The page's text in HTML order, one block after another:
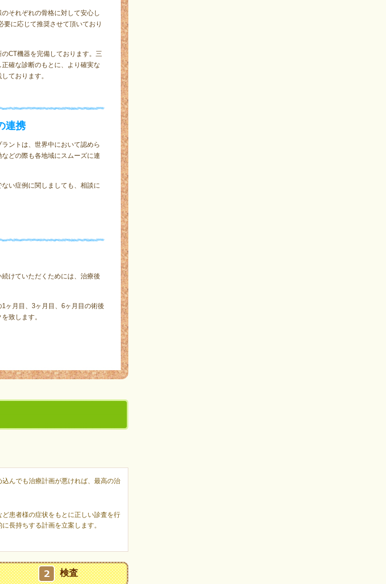
それぞれの骨格に対して安心し
要に応じて推奨させて頂いており
CT機器を完備しております。三
確な診断のもとに、より確実な
ております。
連携
ントは、世界中において認めら
どの際も各地域にスムーズに連
い症例に関しましても、相談に
けていただくためには、治療後
ヶ月目、3ヶ月目、6ヶ月目の術後
致します。
んでも治療計画が悪ければ、最高の治
患者様の症状をもとに正しい診査を行
長持ちする計画を立案します。
検査